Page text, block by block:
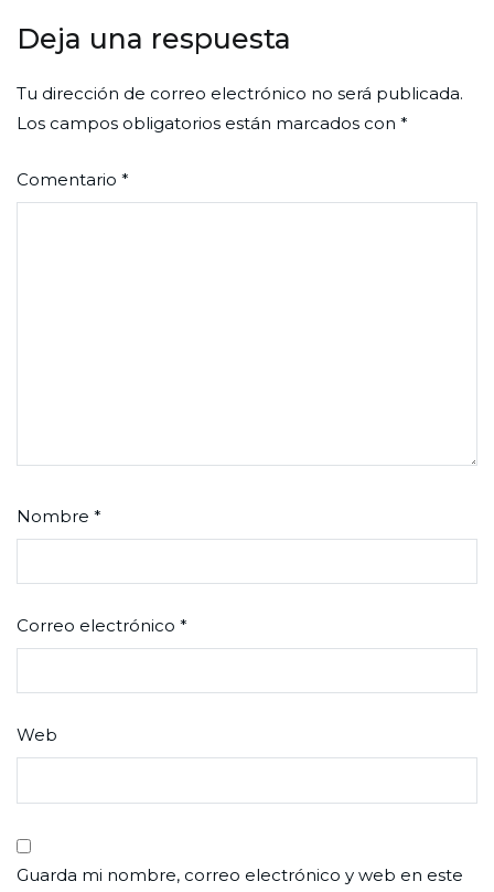
entradas
Deja una respuesta
Tu dirección de correo electrónico no será publicada.
Los campos obligatorios están marcados con *
Comentario *
Nombre *
Correo electrónico *
Web
Guarda mi nombre, correo electrónico y web en este